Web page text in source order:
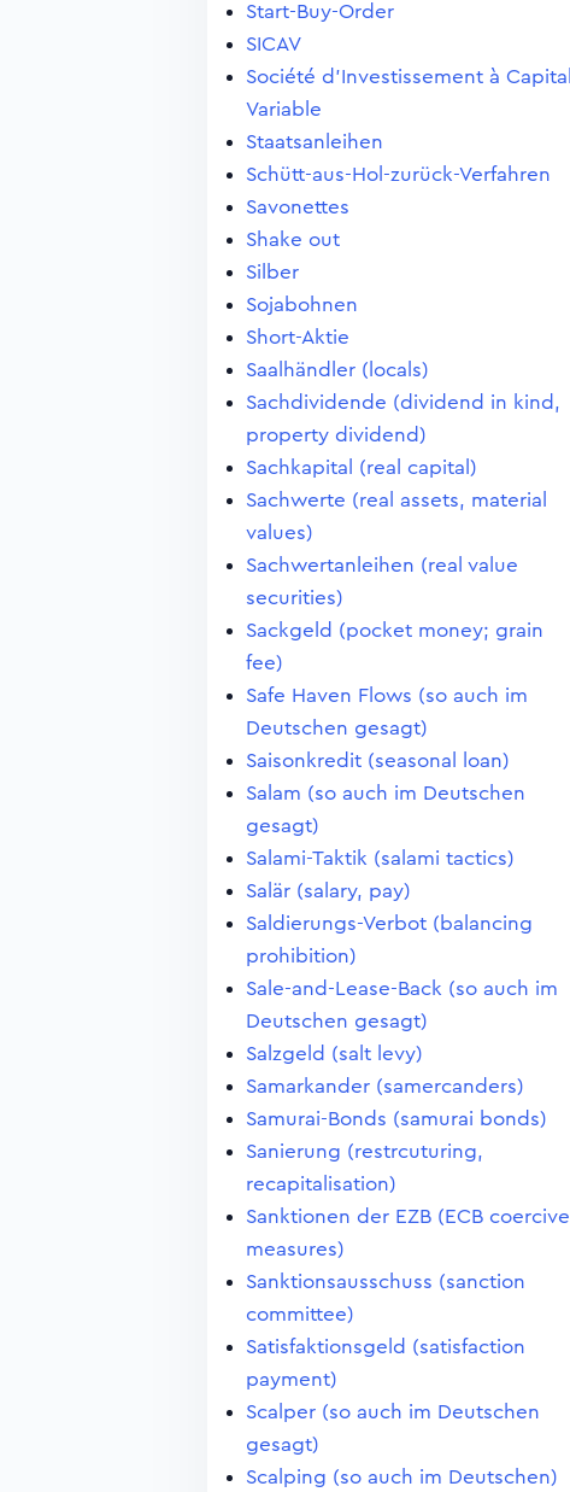
Start-Buy-Order
SICAV
Société d'Investissement à Capital
Variable
Staatsanleihen
Schütt-aus-Hol-zurück-Verfahren
Savonettes
Shake out
Silber
Sojabohnen
Short-Aktie
Saalhändler (locals)
Sachdividende (dividend in kind,
property dividend)
Sachkapital (real capital)
Sachwerte (real assets, material
values)
Sachwertanleihen (real value
securities)
Sackgeld (pocket money; grain
fee)
Safe Haven Flows (so auch im
Deutschen gesagt)
Saisonkredit (seasonal loan)
Salam (so auch im Deutschen
gesagt)
Salami-Taktik (salami tactics)
Salär (salary, pay)
Saldierungs-Verbot (balancing
prohibition)
Sale-and-Lease-Back (so auch im
Deutschen gesagt)
Salzgeld (salt levy)
Samarkander (samercanders)
Samurai-Bonds (samurai bonds)
Sanierung (restrcuturing,
recapitalisation)
Sanktionen der EZB (ECB coercive
measures)
Sanktionsausschuss (sanction
committee)
Satisfaktionsgeld (satisfaction
payment)
Scalper (so auch im Deutschen
gesagt)
Scalping (so auch im Deutschen)